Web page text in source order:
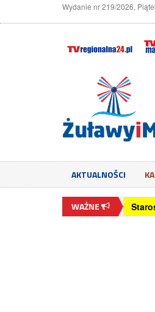
Wydanie nr 219/2026,
AKTUALNOŚCI
WAŻNE